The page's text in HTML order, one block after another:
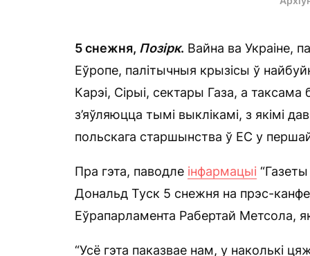
5 снежня, Позірк. Вайна ва Украіне,
Еўропе, палітычныя крызісы ў
Карэі, Сірыі, сектары Газа, а
з’яўляюцца тымі выклікамі, з якімі
польскага старшынства ў ЕС у
Пра гэта, паводле інфармацыі
Дональд Туск 5 снежня на прэс-
Еўрапарламента Рабертай Метсола,
“Усё гэта паказвае нам, у наколькі